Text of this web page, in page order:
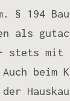
§ 194
als
stets mit
beim